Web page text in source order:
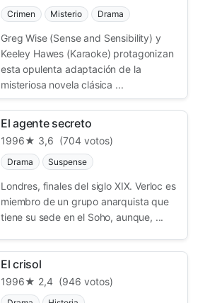
Crimen Misterio Drama
Greg Wise (Sense and Sensibility) y
Keeley Hawes (Karaoke) protagonizan
esta opulenta adaptación de la
misteriosa novela clásica ...
El agente secreto
1996★ 3,6 (704 votos)
Drama Suspense
Londres, finales del siglo XIX. Verloc es
miembro de un grupo anarquista que
tiene su sede en el Soho, aunque, ...
El crisol
1996★ 2,4 (946 votos)